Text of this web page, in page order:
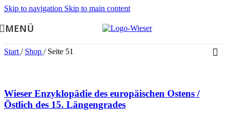
Skip to navigation Skip to main content
MENÜ
Start / Shop / Seite 51
Wieser Enzyklopädie des europäischen Ostens /
Östlich des 15. Längengrades